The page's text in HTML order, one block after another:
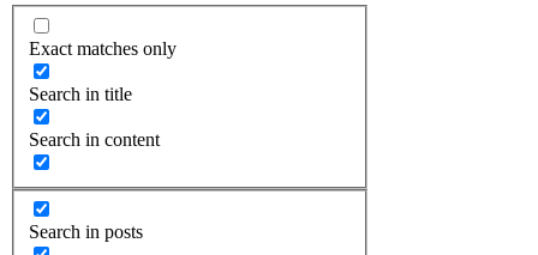
Exact matches only
Search in title
Search in content
Search in posts